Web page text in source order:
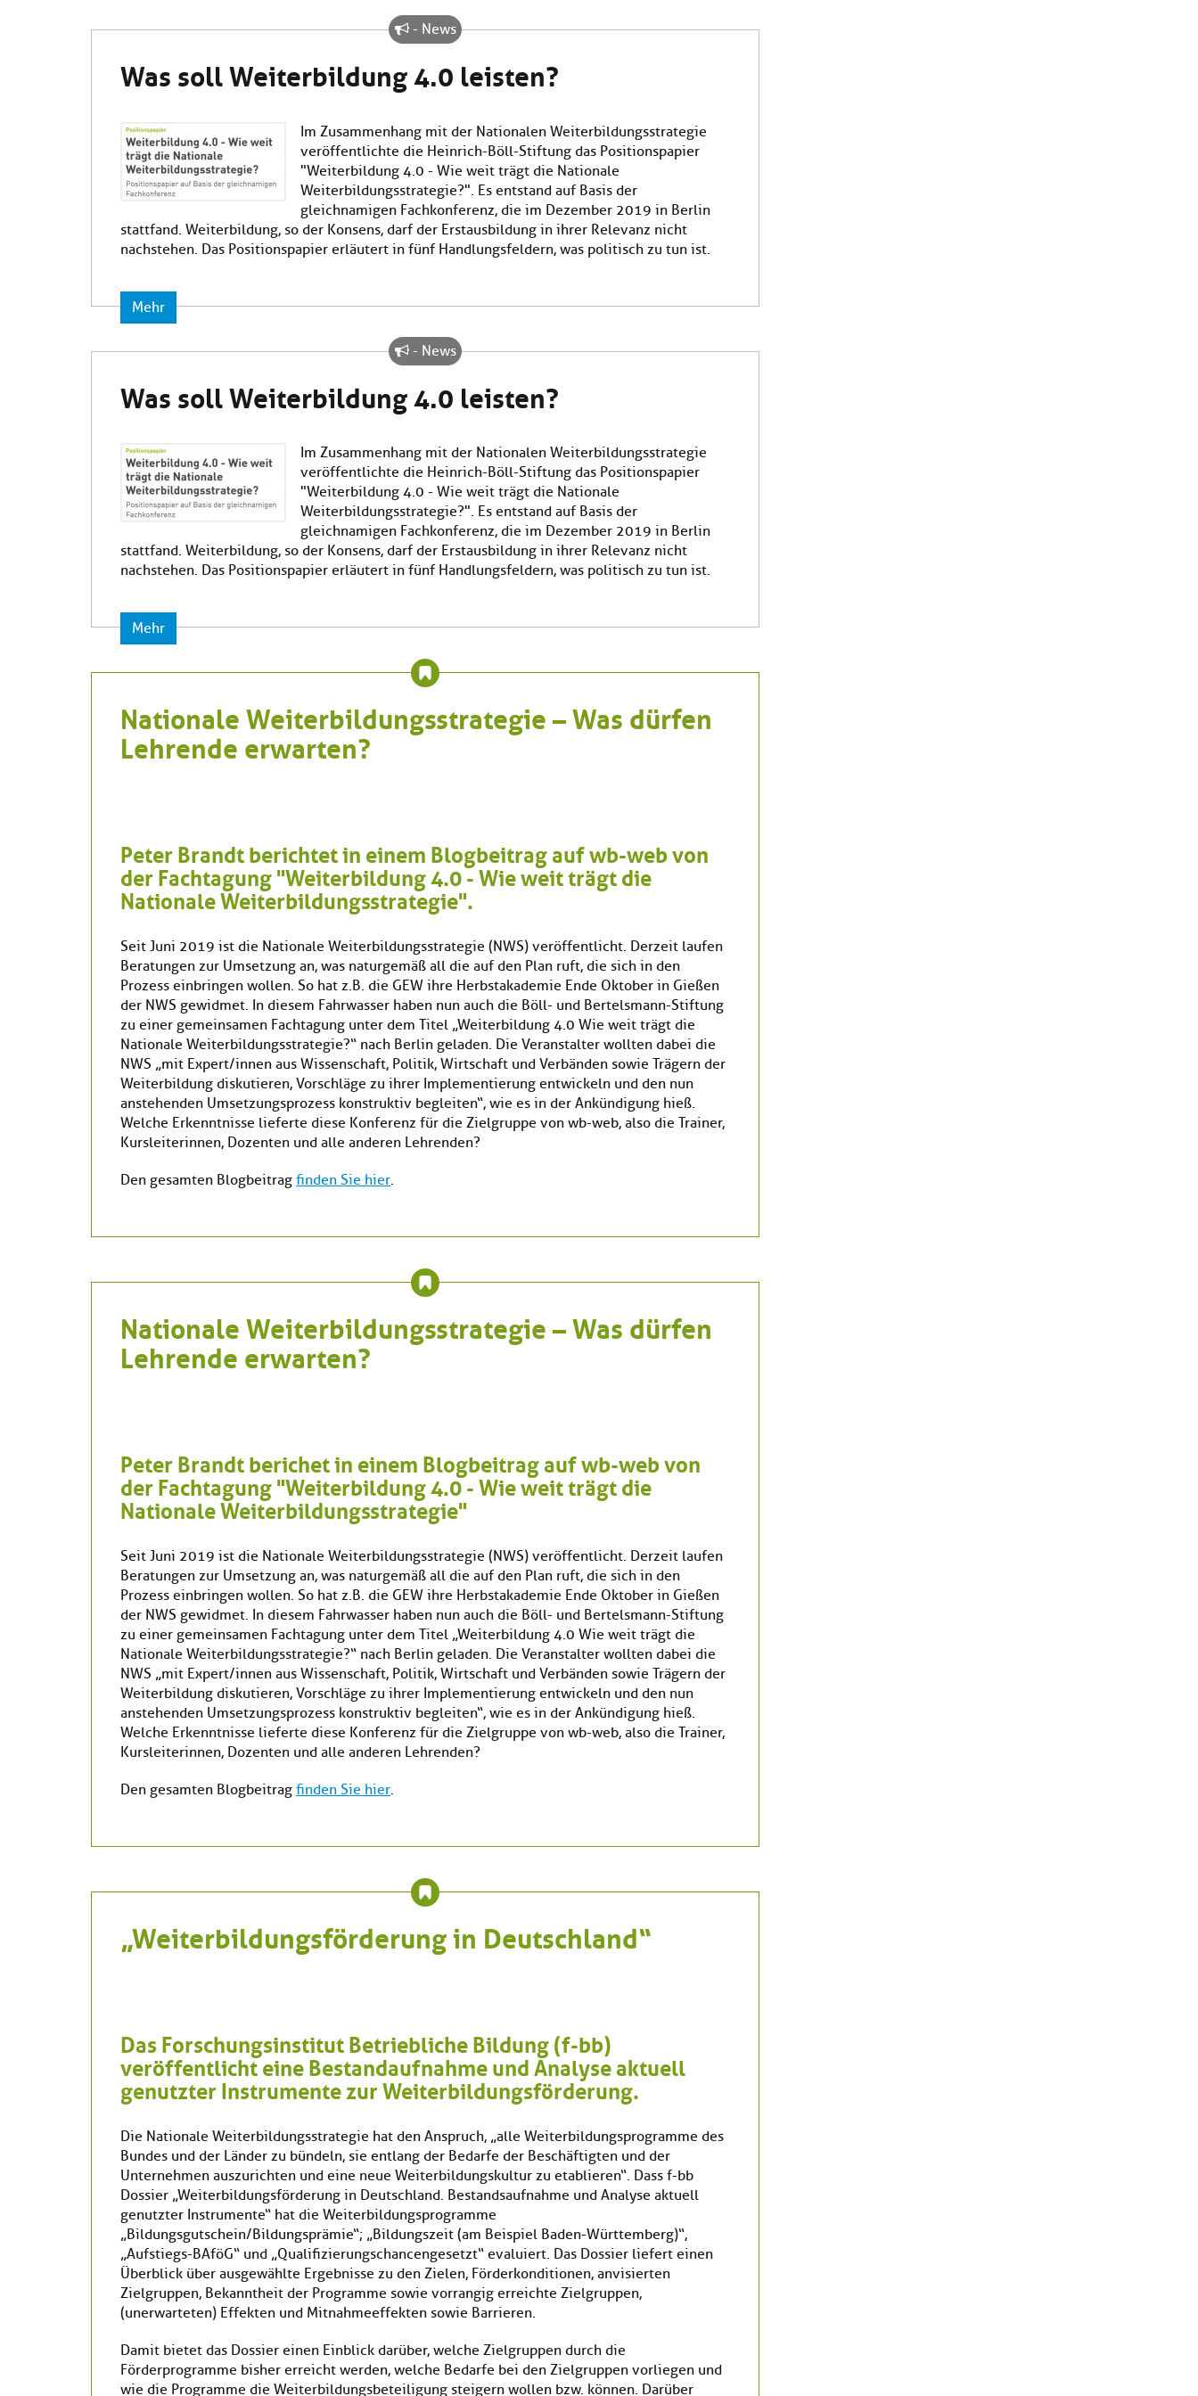
Was soll Weiterbildung 4.0 leisten?
- News
Im Zusammenhang mit der Nationalen Weiterbildungsstrategie
veröffentlichte die Heinrich-Böll-Stiftung das Positionspapier
"Weiterbildung 4.0 - Wie weit trägt die Nationale
Weiterbildungsstrategie?". Es entstand auf Basis der
gleichnamigen Fachkonferenz, die im Dezember 2019 in Berlin
stattfand. Weiterbildung, so der Konsens, darf der Erstausbildung in ihrer Relevanz nicht
nachstehen. Das Positionspapier erläutert in fünf Handlungsfeldern, was politisch zu tun ist.
Mehr
Was soll Weiterbildung 4.0 leisten?
- News
Im Zusammenhang mit der Nationalen Weiterbildungsstrategie
veröffentlichte die Heinrich-Böll-Stiftung das Positionspapier
"Weiterbildung 4.0 - Wie weit trägt die Nationale
Weiterbildungsstrategie?". Es entstand auf Basis der
gleichnamigen Fachkonferenz, die im Dezember 2019 in Berlin
stattfand. Weiterbildung, so der Konsens, darf der Erstausbildung in ihrer Relevanz nicht
nachstehen. Das Positionspapier erläutert in fünf Handlungsfeldern, was politisch zu tun ist.
Mehr
Nationale Weiterbildungsstrategie – Was dürfen
Lehrende erwarten?
Peter Brandt berichtet in einem Blogbeitrag auf wb-web von
der Fachtagung "Weiterbildung 4.0 - Wie weit trägt die
Nationale Weiterbildungsstrategie".
Seit Juni 2019 ist die Nationale Weiterbildungsstrategie (NWS) veröffentlicht. Derzeit laufen
Beratungen zur Umsetzung an, was naturgemäß all die auf den Plan ruft, die sich in den
Prozess einbringen wollen. So hat z.B. die GEW ihre Herbstakademie Ende Oktober in Gießen
der NWS gewidmet. In diesem Fahrwasser haben nun auch die Böll- und Bertelsmann-Stiftung
zu einer gemeinsamen Fachtagung unter dem Titel „Weiterbildung 4.0 Wie weit trägt die
Nationale Weiterbildungsstrategie?“ nach Berlin geladen. Die Veranstalter wollten dabei die
NWS „mit Expert/innen aus Wissenschaft, Politik, Wirtschaft und Verbänden sowie Trägern der
Weiterbildung diskutieren, Vorschläge zu ihrer Implementierung entwickeln und den nun
anstehenden Umsetzungsprozess konstruktiv begleiten“, wie es in der Ankündigung hieß.
Welche Erkenntnisse lieferte diese Konferenz für die Zielgruppe von wb-web, also die Trainer,
Kursleiterinnen, Dozenten und alle anderen Lehrenden?
Den gesamten Blogbeitrag finden Sie hier.
Nationale Weiterbildungsstrategie – Was dürfen
Lehrende erwarten?
Peter Brandt berichet in einem Blogbeitrag auf wb-web von
der Fachtagung "Weiterbildung 4.0 - Wie weit trägt die
Nationale Weiterbildungsstrategie"
Seit Juni 2019 ist die Nationale Weiterbildungsstrategie (NWS) veröffentlicht. Derzeit laufen
Beratungen zur Umsetzung an, was naturgemäß all die auf den Plan ruft, die sich in den
Prozess einbringen wollen. So hat z.B. die GEW ihre Herbstakademie Ende Oktober in Gießen
der NWS gewidmet. In diesem Fahrwasser haben nun auch die Böll- und Bertelsmann-Stiftung
zu einer gemeinsamen Fachtagung unter dem Titel „Weiterbildung 4.0 Wie weit trägt die
Nationale Weiterbildungsstrategie?“ nach Berlin geladen. Die Veranstalter wollten dabei die
NWS „mit Expert/innen aus Wissenschaft, Politik, Wirtschaft und Verbänden sowie Trägern der
Weiterbildung diskutieren, Vorschläge zu ihrer Implementierung entwickeln und den nun
anstehenden Umsetzungsprozess konstruktiv begleiten“, wie es in der Ankündigung hieß.
Welche Erkenntnisse lieferte diese Konferenz für die Zielgruppe von wb-web, also die Trainer,
Kursleiterinnen, Dozenten und alle anderen Lehrenden?
Den gesamten Blogbeitrag finden Sie hier.
„Weiterbildungsförderung in Deutschland“
Das Forschungsinstitut Betriebliche Bildung (f-bb)
veröffentlicht eine Bestandaufnahme und Analyse aktuell
genutzter Instrumente zur Weiterbildungsförderung.
Die Nationale Weiterbildungsstrategie hat den Anspruch, „alle Weiterbildungsprogramme des
Bundes und der Länder zu bündeln, sie entlang der Bedarfe der Beschäftigten und der
Unternehmen auszurichten und eine neue Weiterbildungskultur zu etablieren“. Dass f-bb
Dossier „Weiterbildungsförderung in Deutschland. Bestandsaufnahme und Analyse aktuell
genutzter Instrumente“ hat die Weiterbildungsprogramme
„Bildungsgutschein/Bildungsprämie“; „Bildungszeit (am Beispiel Baden-Württemberg)“,
„Aufstiegs-BAföG“ und „Qualifizierungschancengesetzt“ evaluiert. Das Dossier liefert einen
Überblick über ausgewählte Ergebnisse zu den Zielen, Förderkonditionen, anvisierten
Zielgruppen, Bekanntheit der Programme sowie vorrangig erreichte Zielgruppen,
(unerwarteten) Effekten und Mitnahmeeffekten sowie Barrieren.
Damit bietet das Dossier einen Einblick darüber, welche Zielgruppen durch die
Förderprogramme bisher erreicht werden, welche Bedarfe bei den Zielgruppen vorliegen und
wie die Programme die Weiterbildungsbeteiligung steigern wollen bzw. können. Darüber